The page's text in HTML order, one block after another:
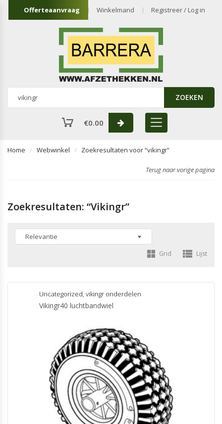
Offerteaanvraag Winkelmand Registreer / Log in
ZOEKEN
€0.00
Home Webwinkel Zoekresultaten voor “vikingr”
Terug naar vorige pagina
Zoekresultaten: “vikingr”
Grid Lijst
Uncategorized, vikingr onderdelen
Vikingr40 luchtbandwiel